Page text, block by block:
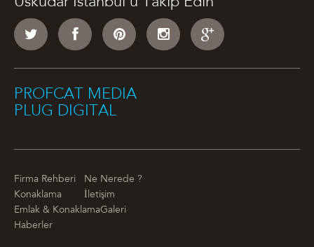
PROFCAT MEDIA
PLUG DIGITAL
Firma Rehberi
Ne Nerede ?
Konaklama
İletişim
Emlak & KonaklamaGaleri
Haberler